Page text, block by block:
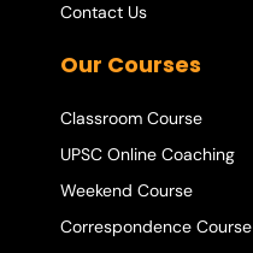
Contact Us
Our Courses
Classroom Course
UPSC Online Coaching
Weekend Course
Correspondence Course